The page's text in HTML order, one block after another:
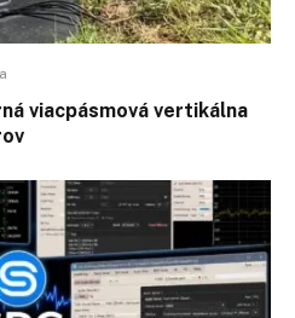
viacpásmová vertikálna